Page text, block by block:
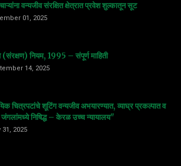
वन्यजीव संरक्षित क्षेत्रात प्रवेश शुल्कातून सूट
01, 2025
(संरक्षण) नियम, 1995 – संपूर्ण माहिती
14, 2025
चित्रपटांचे शूटिंग वन्यजीव अभयारण्यात, व्याघ्र प्रकल्पात व
जंगलांमध्ये निषिद्ध – केरळ उच्च न्यायालय"
31, 2025